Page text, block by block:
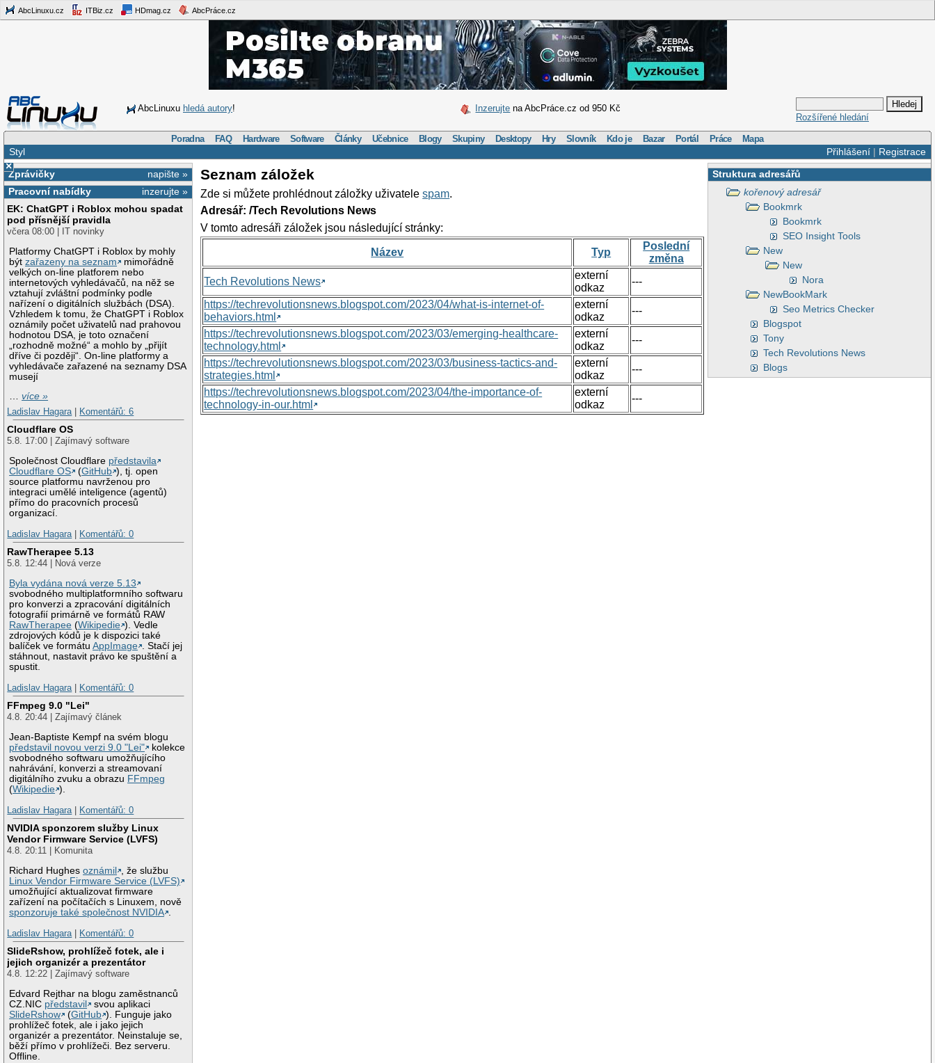
AbcLinuxu.cz ITBiz.cz HDmag.cz AbcPráce.cz
AbcLinuxu hledá autory! Inzerujte na AbcPráce.cz od 950 Kč
Rozšířené hledání
Poradna FAQ Hardware Software Články Učebnice Blogy Skupiny Desktopy Hry Slovník Kdo je Bazar Portál Práce Mapa
Přihlášení| Registrace
Styl
×
napište »
Zprávičky
inzerujte »
Pracovní nabídky
EK: ChatGPT i Roblox mohou spadat
pod přísnější pravidla
včera 08:00 | IT novinky
Platformy ChatGPT i Roblox by mohly
býtzařazeny na seznam
mimořádně
velkých on-line platforem nebo
internetových vyhledávačů, na něž se
vztahují zvláštní podmínky podle
nařízení o digitálních službách (DSA).
Vzhledem k tomu, že ChatGPT i Roblox
oznámily počet uživatelů nad prahovou
hodnotou DSA, je toto označení
„rozhodně možné“ a mohlo by „přijít
dříve či později“. On-line platformy a
vyhledávače zařazené na seznamy DSA
musejí
…více »
Ladislav Hagara
Komentářů: 6
Cloudflare OS
5.8. 17:00 | Zajímavý software
Společnost Cloudflare představila
Cloudflare OS
(GitHub ), tj. open
source platformu navrženou pro
integraci umělé inteligence (agentů)
přímo do pracovních procesů
organizací.
Ladislav Hagara
Komentářů: 0
RawTherapee 5.13
5.8. 12:44 | Nová verze
Byla vydána nová verze 5.13
svobodného multiplatformního softwaru
pro konverzi a zpracování digitálních
fotografií primárně ve formátů RAW
RawTherapee (Wikipedie ). Vedle
zdrojových kódů je k dispozici také
balíček ve formátuAppImage . Stačí jej
stáhnout, nastavit právo ke spuštění a
spustit.
Ladislav Hagara
Komentářů: 0
FFmpeg 9.0 "Lei"
4.8. 20:44 | Zajímavý článek
Jean-Baptiste Kempf na svém blogu
představil novou verzi 9.0 "Lei"
kolekce
svobodného softwaru umožňujícího
nahrávání, konverzi a streamovaní
digitálního zvuku a obrazu FFmpeg
(Wikipedie ).
Ladislav Hagara
Komentářů: 0
NVIDIA sponzorem služby Linux
Vendor Firmware Service (LVFS)
4.8. 20:11 | Komunita
Richard Hughesoznámil
, že službu
Linux Vendor Firmware Service (LVFS)
umožňující aktualizovat firmware
zařízení na počítačích s Linuxem, nově
sponzoruje také společnost NVIDIA .
Ladislav Hagara | Komentářů: 0
SlideRshow, prohlížeč fotek, ale i
jejich organizér a prezentátor
4.8. 12:22 | Zajímavý software
Edvard Rejthar na blogu zaměstnanců
CZ.NIC představil
svou aplikaci
SlideRshow
(GitHub ). Funguje jako
prohlížeč fotek, ale i jako jejich
organizér a prezentátor. Neinstaluje se,
běží přímo v prohlížeči. Bez serveru.
Offline.
Struktura adresářů
kořenový adresář
Bookmrk
Bookmrk
SEO Insight Tools
New
New
Nora
NewBookMark
Seo Metrics Checker
Blogspot
Tony
Tech Revolutions News
Blogs
Seznam záložek
Zde si můžete prohlédnout záložky uživatelespam.
Adresář: /Tech Revolutions News
V tomto adresáři záložek jsou následující stránky:
Název Typ
Poslední
změna
Tech Revolutions News
externí
odkaz
---
https://techrevolutionsnews.blogspot.com/2023/04/what-is-internet-of-
behaviors.html
externí
odkaz
---
https://techrevolutionsnews.blogspot.com/2023/03/emerging-healthcare-
technology.html
externí
odkaz
---
https://techrevolutionsnews.blogspot.com/2023/03/business-tactics-and-
strategies.html
externí
odkaz
---
https://techrevolutionsnews.blogspot.com/2023/04/the-importance-of-
technology-in-our.html
externí
odkaz
---